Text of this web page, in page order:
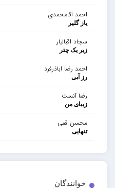
احمد آقامحمدی
یاز گلیر
سجاد اقبالیار
زیر یک چتر
احمد رضا اباذرفرد
رز آبی
رضا آنست
زیبای من
محسن قمی
تنهایی
خوانندگان